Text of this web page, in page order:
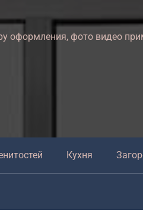
оформления, фото видео
Кухня